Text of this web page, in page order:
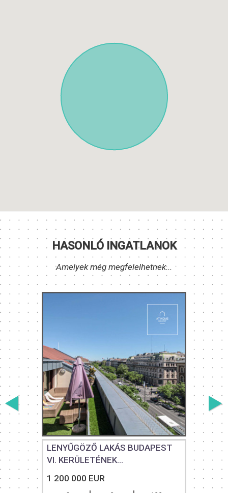
HASONLÓ INGATLANOK
Amelyek még megfelelhetnek...
LENYŰGÖZŐ LAKÁS BUDAPEST
VI. KERÜLETÉNEK...
1 200 000 EUR